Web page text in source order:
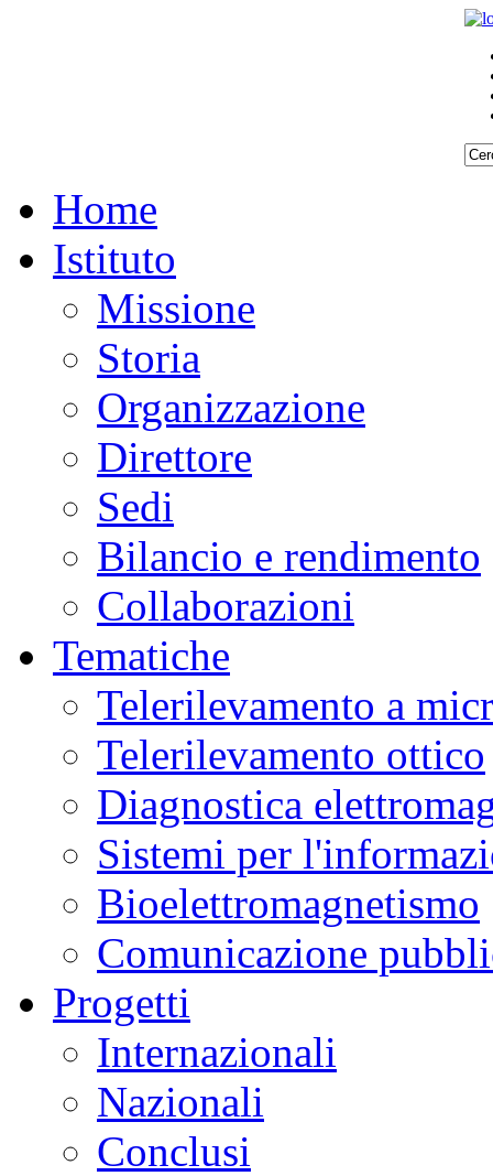
Home
Istituto
Missione
Storia
Organizzazione
Direttore
Sedi
Bilancio e rendimento
Collaborazioni
Tematiche
Telerilevamento a
Telerilevamento ottico
Diagnostica
Sistemi per
Bioelettromagnetismo
Comunicazione
Progetti
Internazionali
Nazionali
Conclusi